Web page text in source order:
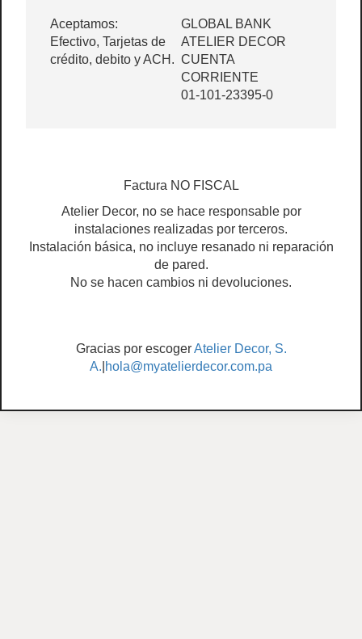
Aceptamos:
Efectivo, Tarjetas de
crédito, debito y ACH.
GLOBAL BANK
ATELIER DECOR
CUENTA
CORRIENTE
01-101-23395-0
Factura NO FISCAL
Atelier Decor, no se hace responsable por
instalaciones realizadas por terceros.
Instalación básica, no incluye resanado ni reparación
de pared.
No se hacen cambios ni devoluciones.
Gracias por escogerAtelier Decor, S.
A. hola@myatelierdecor.com.pa